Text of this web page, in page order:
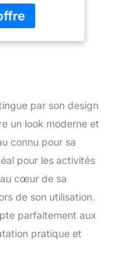
par son design
un look moderne et
connu pour sa
pour les activités
au cœur de sa
de son utilisation.
parfaitement aux
pratique et